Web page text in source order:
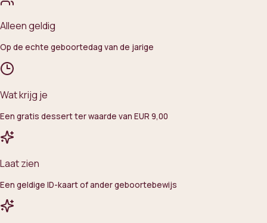
Alleen geldig
Op de echte geboortedag van de jarige
Wat krijg je
Een gratis dessert ter waarde van EUR 9,00
Laat zien
Een geldige ID-kaart of ander geboortebewijs